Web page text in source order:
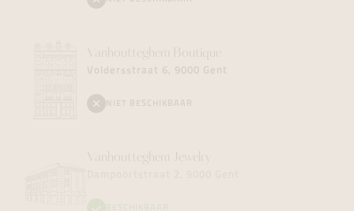
Vanhoutteghem Boutique
Voldersstraat 6, 9000 Gent
NIET BESCHIKBAAR
Vanhoutteghem Jewelry